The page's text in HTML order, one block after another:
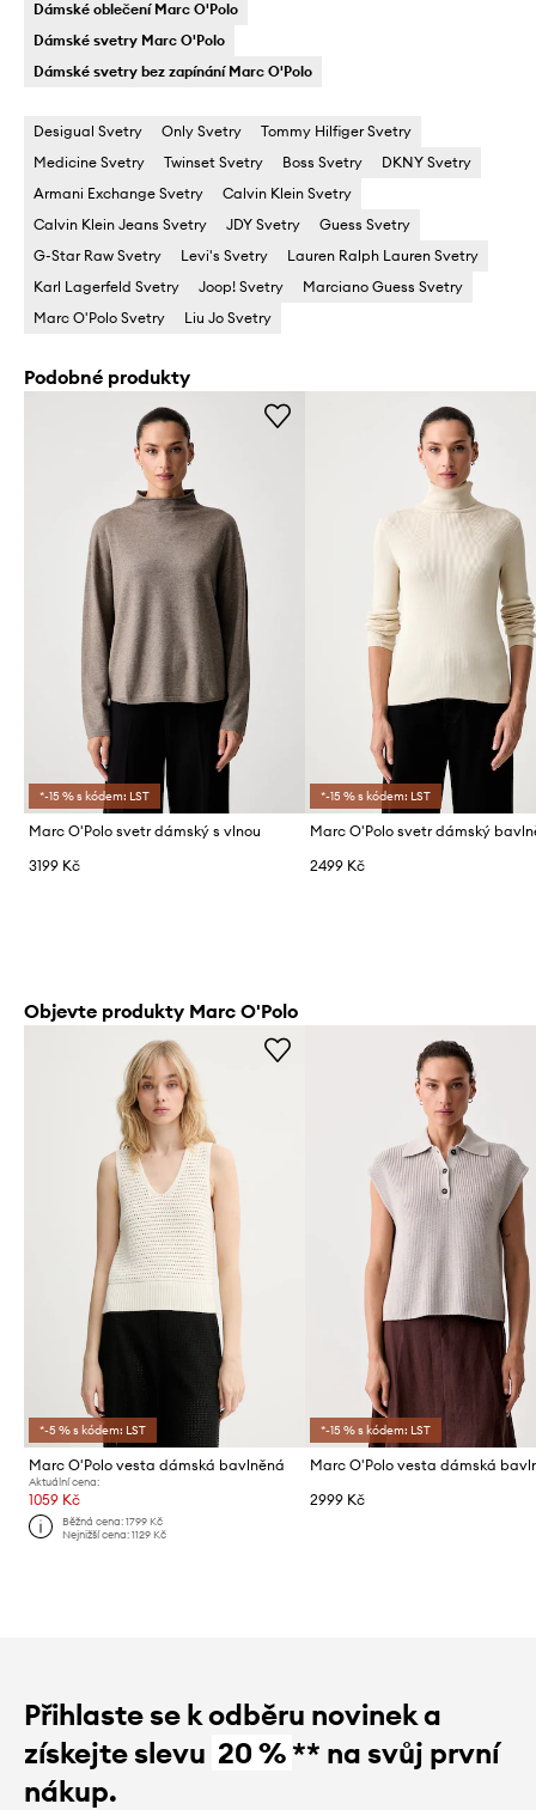
Dámské oblečení Marc O'Polo
Dámské svetry Marc O'Polo
Dámské svetry bez zapínání Marc O'Polo
Desigual Svetry Only Svetry
Tommy Hilfiger Svetry
Medicine Svetry
Twinset Svetry Boss Svetry
DKNY Svetry
Armani Exchange Svetry
Calvin Klein Svetry
Calvin Klein Jeans Svetry
JDY Svetry
Guess Svetry
G-Star Raw Svetry
Levi's Svetry
Lauren Ralph Lauren Svetry
Karl Lagerfeld Svetry
Joop! Svetry
Marciano Guess Svetry
Marc O'Polo Svetry
Liu Jo Svetry
Podobné produkty
*-15 % s kódem: LST
Marc O'Polo svetr dámský s vlnou
3199 Kč
*-15 % s kódem: LST
Marc O'Polo svetr dámský
2499 Kč
Objevte produkty Marc O'Polo
*-5 % s kódem: LST
Marc O'Polo vesta dámská bavlněná
Aktuální cena:
1059 Kč
Běžná cena:1799 Kč
Nejnižší cena:1129 Kč
*-15 % s kódem: LST
Marc O'Polo vesta dámská
2999 Kč
Přihlaste se k odběru novinek a
získejte slevu 20 %** na svůj první
nákup.